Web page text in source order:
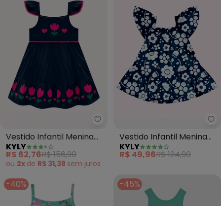
Kyly - Vestido Infantil Menina
Vestido Infantil Menina
Tulipas (Azul Marinho)
KYLY
R$ 62,76R$ 156,90
ou 2x de R$ 31,38 sem juros
Vestido Infantil Menina
em Algodão (Azul
Marinho)
KYLY
R$ 49,96R$ 124,90
-40% -45%